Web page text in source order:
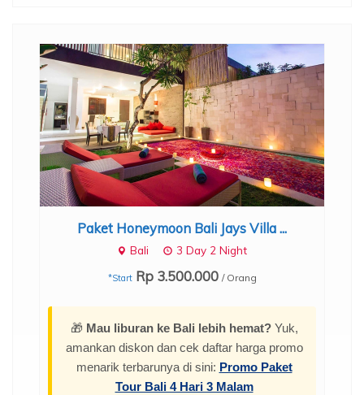
Paket Honeymoon Bali Jays Villa ...
Bali 3 Day 2 Night
*Start Rp 3.500.000 / Orang
🎁 Mau liburan ke Bali lebih hemat?Yuk,
amankan diskon dan cek daftar harga promo
menarik terbarunya di sini: Promo Paket
Tour Bali 4 Hari 3 Malam